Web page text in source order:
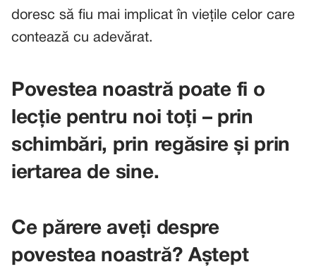
doresc să fiu mai implicat în viețile celor care
contează cu adevărat.
Povestea noastră poate fi o
lecție pentru noi toți – prin
schimbări, prin regăsire și prin
iertarea de sine.
Ce părere aveți despre
povestea noastră? Aștept